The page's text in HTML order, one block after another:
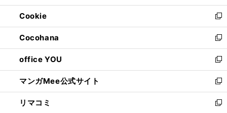
開
く
ウ
で
開
く
ン
ド
ウ
で
開
く
ウ
ィ
ン
ド
ウ
で
開
く
Cookie
新
し
い
ウ
ィ
ン
ド
ウ
で
Cocohana
新
し
い
ウ
ィ
ン
ド
office YOU
新
し
い
ウ
ィ
マンガMee公式サイト
新
し
い
リマコミ
新